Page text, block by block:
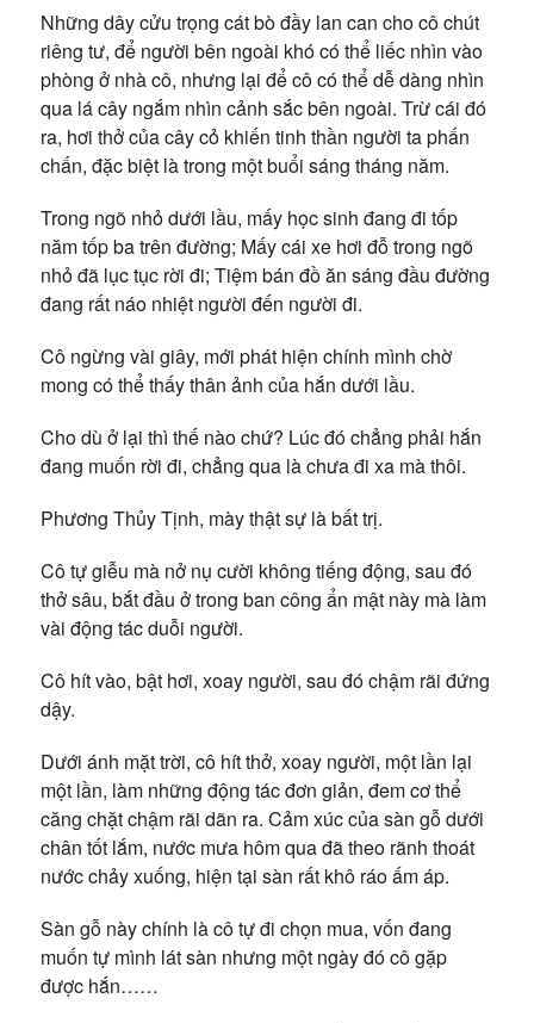
Những dây cửu trọng cát bò đầy lan can cho cô chút
riêng tư, để người bên ngoài khó có thể liếc nhìn vào
phòng ở nhà cô, nhưng lại để cô có thể dễ dàng nhìn
qua lá cây ngắm nhìn cảnh sắc bên ngoài. Trừ cái đó
ra, hơi thở của cây cỏ khiến tinh thần người ta phấn
chấn, đặc biệt là trong một buổi sáng tháng năm.
Trong ngõ nhỏ dưới lầu, mấy học sinh đang đi tốp
năm tốp ba trên đường; Mấy cái xe hơi đỗ trong ngõ
nhỏ đã lục tục rời đi; Tiệm bán đồ ăn sáng đầu đường
đang rất náo nhiệt người đến người đi.
Cô ngừng vài giây, mới phát hiện chính mình chờ
mong có thể thấy thân ảnh của hắn dưới lầu.
Cho dù ở lại thì thế nào chứ? Lúc đó chẳng phải hắn
đang muốn rời đi, chẳng qua là chưa đi xa mà thôi.
Phương Thủy Tịnh, mày thật sự là bất trị.
Cô tự giễu mà nở nụ cười không tiếng động, sau đó
thở sâu, bắt đầu ở trong ban công ẩn mật này mà làm
vài động tác duỗi người.
Cô hít vào, bật hơi, xoay người, sau đó chậm rãi đứng
dậy.
Dưới ánh mặt trời, cô hít thở, xoay người, một lần lại
một lần, làm những động tác đơn giản, đem cơ thể
căng chặt chậm rãi dãn ra. Cảm xúc của sàn gỗ dưới
chân tốt lắm, nước mưa hôm qua đã theo rãnh thoát
nước chảy xuống, hiện tại sàn rất khô ráo ấm áp.
Sàn gỗ này chính là cô tự đi chọn mua, vốn đang
muốn tự mình lát sàn nhưng một ngày đó cô gặp
được hắn……